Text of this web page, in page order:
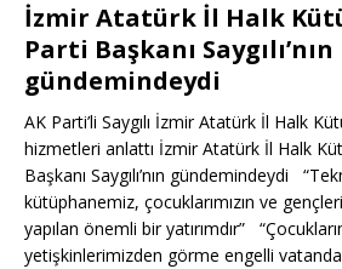
İzmir Atatürk İl Halk
Parti Başkanı Saygılı’nın
gündemindeydi
AK Parti’li Saygılı İzmir Atatürk İl Halk
hizmetleri anlattı İzmir Atatürk İl Halk
Başkanı Saygılı’nın gündemindeydi
kütüphanemiz, çocuklarımızın ve
yapılan önemli bir yatırımdır”
yetişkinlerimizden görme engelli